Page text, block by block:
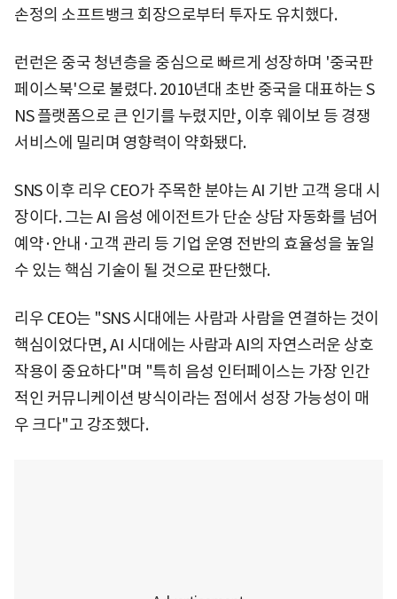
손정의 소프트뱅크 회장으로부터 투자도 유치했다.
런런은 중국 청년층을 중심으로 빠르게 성장하며 '중국판
페이스북'으로 불렸다. 2010년대 초반 중국을 대표하는 S
NS 플랫폼으로 큰 인기를 누렸지만, 이후 웨이보 등 경쟁
서비스에 밀리며 영향력이 약화됐다.
SNS 이후 리우 CEO가 주목한 분야는 AI 기반 고객 응대 시
장이다. 그는 AI 음성 에이전트가 단순 상담 자동화를 넘어
예약·안내·고객 관리 등 기업 운영 전반의 효율성을 높일
수 있는 핵심 기술이 될 것으로 판단했다.
리우 CEO는 "SNS 시대에는 사람과 사람을 연결하는 것이
핵심이었다면, AI 시대에는 사람과 AI의 자연스러운 상호
작용이 중요하다"며 "특히 음성 인터페이스는 가장 인간
적인 커뮤니케이션 방식이라는 점에서 성장 가능성이 매
우 크다"고 강조했다.